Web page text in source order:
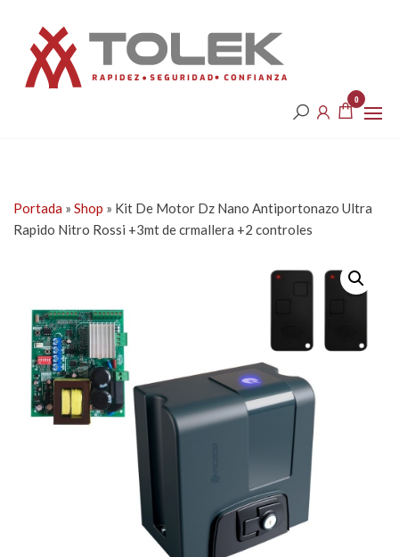
contenido
0
Portada » Shop » Kit De Motor Dz Nano Antiportonazo Ultra
Rapido Nitro Rossi +3mt de crmallera +2 controles